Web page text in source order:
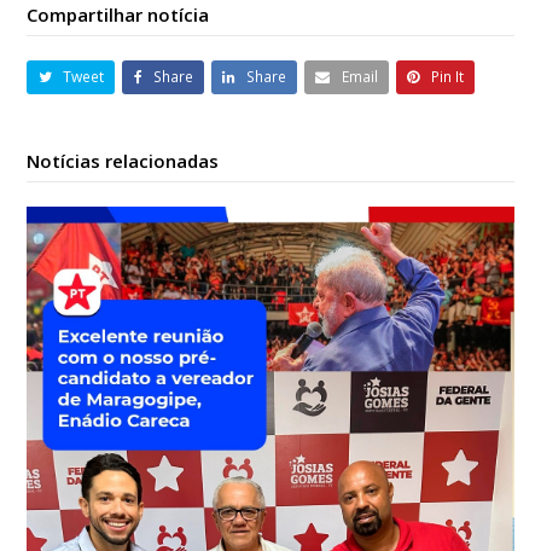
Compartilhar notícia
Tweet Share Share Email Pin It
Notícias relacionadas